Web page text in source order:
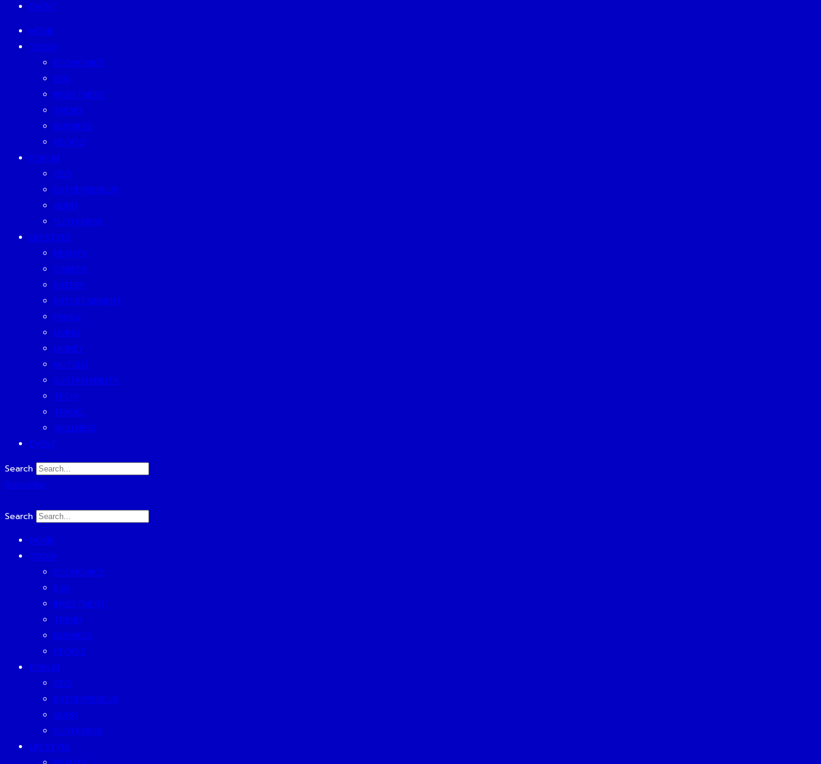
EVENT
HOME
TODAY
ECONOMICS
ESG
INVESTMENT
TREND
BUSINESS
PEOPLE
FORUM
CEO
ENTREPRENEUR
GURU
SUSTAINISM
LIFESTYLE
BEAUTY
CAREER
EATERY
ENTERTAINMENT
FAMILY
LIVING
MONEY
MUTELU
SUSTAINABILITY
TECH
TRAVEL
WELLNESS
EVENT
Search
Subscribe
Search
HOME
TODAY
ECONOMICS
ESG
INVESTMENT
TREND
BUSINESS
PEOPLE
FORUM
CEO
ENTREPRENEUR
GURU
SUSTAINISM
LIFESTYLE